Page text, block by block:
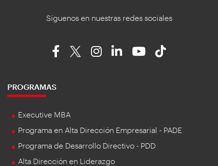
Síguenos en nuestras redes sociales
PROGRAMAS
Executive MBA
Programa en Alta Dirección Empresarial - PADE
Programa de Desarrollo Directivo - PDD
Alta Dirección en Liderazgo